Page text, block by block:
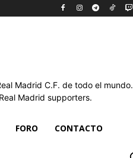
Madrid C.F. de todo el mundo.
Madrid supporters.
FORO CONTACTO